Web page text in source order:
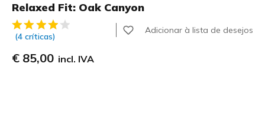
Relaxed Fit: Oak Canyon
5 de 5 – Classificação do cliente
(4 críticas)
Adicionar à lista de desejos
€ 85,00 incl. IVA